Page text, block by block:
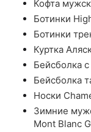
Кофта
Ботинки
Ботинки
Куртка
Бейсболка
Бейсболка
Носки
Зимние
Mont Blanc